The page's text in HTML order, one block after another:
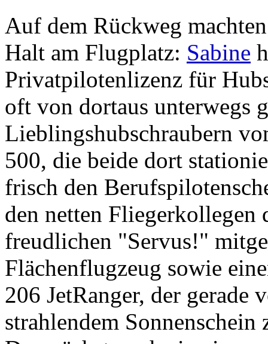
Auf dem Rückweg
Halt am Flugplatz: Sabine
Privatpilotenlizenz für
oft von dortaus unterwegs
Lieblingshubschraubern
500, die beide dort
frisch den
den netten Fliegerkollegen
freudlichen "Servus!"
Flächenflugzeug sowie
206 JetRanger, der gerade
strahlendem